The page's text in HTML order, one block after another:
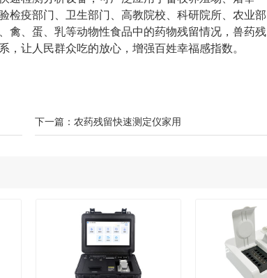
检疫部门、卫生部门、高教院校、科研院所、农业部
禽、蛋、乳等动物性食品中的药物残留情况，兽药残
让人民群众吃的放心，增强百姓幸福感指数。
下一篇：农药残留快速测定仪家用